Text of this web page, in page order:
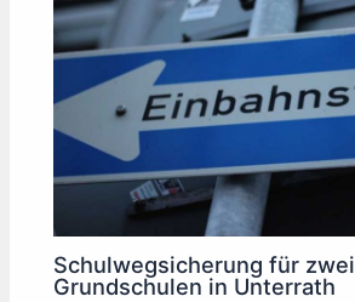
Schulwegsicherung für zwei
Grundschulen in Unterrath